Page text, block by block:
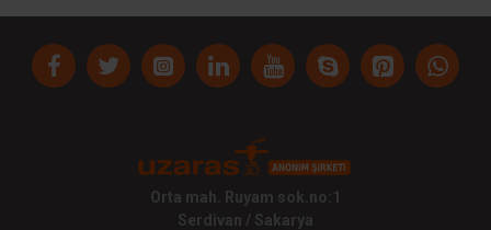
Orta mah. Ruyam sok.no:1
Serdivan / Sakarya